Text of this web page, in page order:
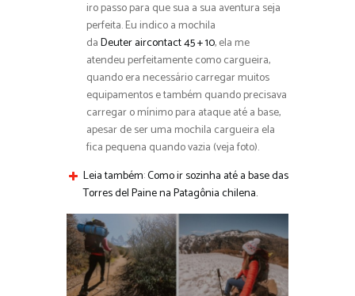
iro passo para que sua a sua aventura seja
perfeita. Eu indico a mochila
daDeuter aircontact 45 + 10, ela me
atendeu perfeitamente como cargueira,
quando era necessário carregar muitos
equipamentos e também quando precisava
carregar o mínimo para ataque até a base,
apesar de ser uma mochila cargueira ela
fica pequena quando vazia (veja foto).
Leia também:Como ir sozinha até a base das
Torres del Paine na Patagônia chilena.